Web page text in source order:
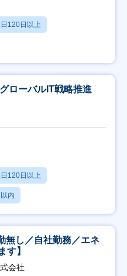
120日以上
ローバルIT戦略推進
120日以上
内
無し／自社勤務／エネ
す】
会社